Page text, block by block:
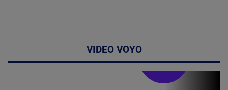
VIDEO VOYO